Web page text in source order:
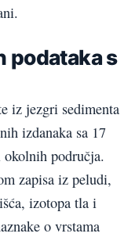
podataka s
iz jezgri sedimenta
izdanaka sa 17
područja.
zapisa iz peludi,
izotopa tla i
o vrstama